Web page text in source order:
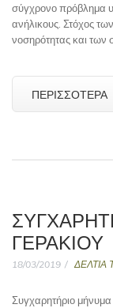
σύγχρονο πρόβλημα
ανήλικους. Στόχος
νοσηρότητας και
ΠΕΡΙΣΣΌΤΕΡΑ
ΓΕΡΑΚΊΟΥ
18/03/2019 ΔΕΛΤΙΑ
Συγχαρητήριο